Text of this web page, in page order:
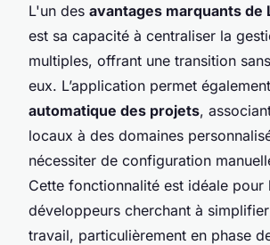
L'un des avantages marquants de
est sa capacité à centraliser la
multiples, offrant une transition
eux. L’application permet
automatique des projets,
locaux à des domaines
nécessiter de configuration
Cette fonctionnalité est idéale pour
développeurs cherchant à
travail, particulièrement en phase